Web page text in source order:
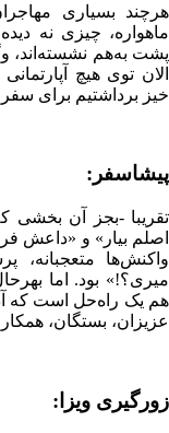
هرچند بسیاری
ماهواره، چیزی نه
پشت به‌هم نشسته‌اند،
الان توی هیچ
خیز برداشتیم برای
پیشاسفر:
تقریبا -بجز آن
اصلم بیار» و «داعش
واکنش‌ها متعجبانه،
میری؟!» بود. اما
هم یک راه‌حل است که
عزیزان، بستگان،
زورگیری ویزا: